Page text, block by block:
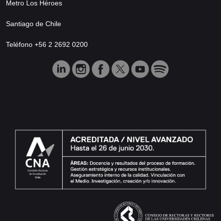
Metro Los Héroes
Santiago de Chile
Teléfono +56 2 2692 0200